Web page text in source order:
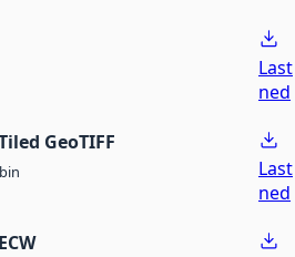
Last
ned
GeoTIFF
bin
Last
ned